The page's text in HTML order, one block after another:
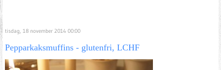
tisdag, 18 november 2014 00:00
Pepparkaksmuffins - glutenfri, LCHF